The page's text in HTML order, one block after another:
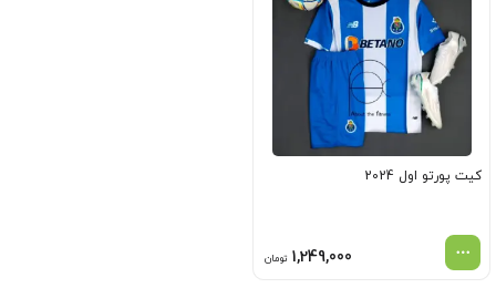
کیت پورتو اول 2024
1,249,000 تومان